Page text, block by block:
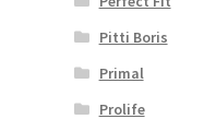
Pitti Boris
Primal
Prolife